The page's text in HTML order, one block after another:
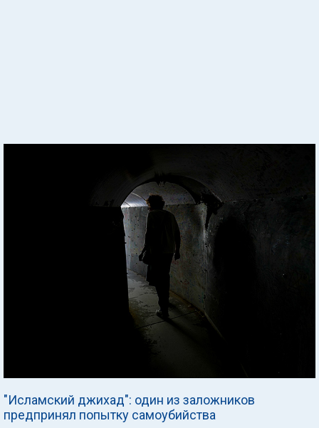
"Исламский джихад": один из заложников
предпринял попытку самоубийства